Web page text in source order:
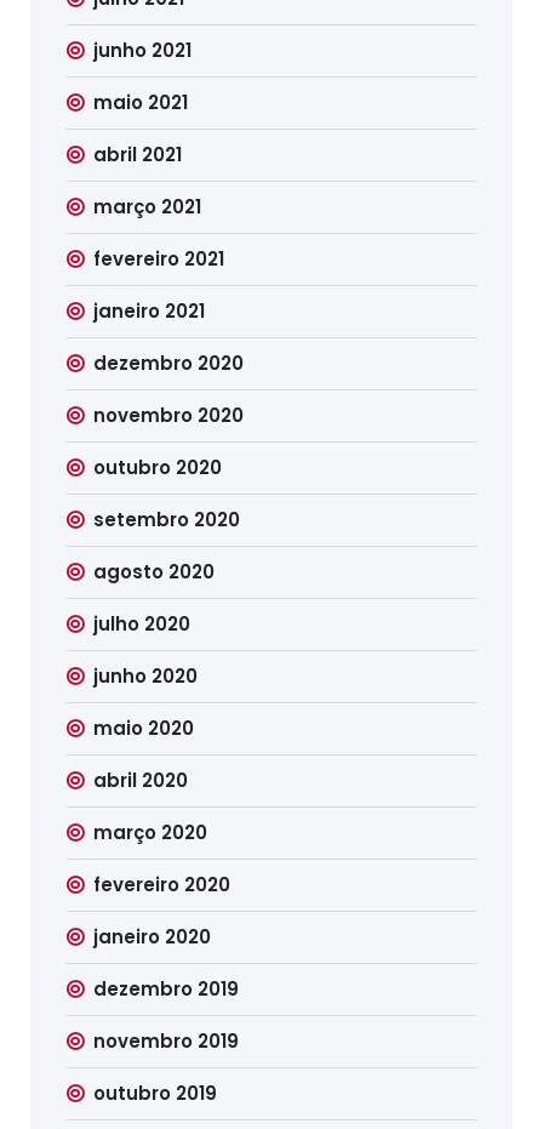
junho 2021
maio 2021
abril 2021
março 2021
fevereiro 2021
janeiro 2021
dezembro 2020
novembro 2020
outubro 2020
setembro 2020
agosto 2020
julho 2020
junho 2020
maio 2020
abril 2020
março 2020
fevereiro 2020
janeiro 2020
dezembro 2019
novembro 2019
outubro 2019